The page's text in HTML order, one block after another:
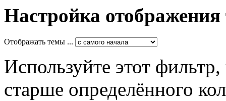
Настройка отображения
Отображать темы ...
Используйте этот
старше определённого